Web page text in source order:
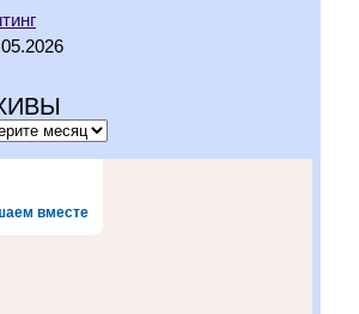
вместе